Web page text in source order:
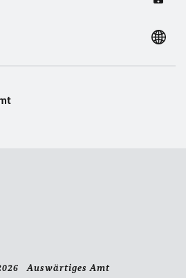
Auswärtiges Amt